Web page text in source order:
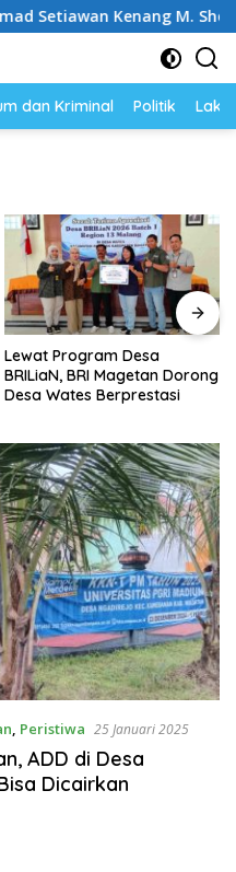
Kenang M. Sholeh:
dan Kriminal Politik
Lewat Program Desa
BRILiaN, BRI Magetan Dorong
Desa Wates Berprestasi
, Peristiwa 25 Januari 2025
ADD di Desa
Dicairkan